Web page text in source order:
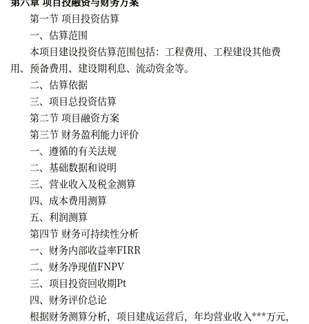
第一节 项目投资估算
一、估算范围
本项目建设投资估算范围包括：工程费用、工程建设其他费
用、预备费用、建设期利息、流动资金等。
二、估算依据
三、项目总投资估算
第二节 项目融资方案
第三节 财务盈利能力评价
一、遵循的有关法规
二、基础数据和说明
三、营业收入及税金测算
四、成本费用测算
五、利润测算
第四节 财务可持续性分析
一、财务内部收益率FIRR
二、财务净现值FNPV
三、项目投资回收期Pt
四、财务评价总论
根据财务测算分析，项目建成运营后，年均营业收入***万元，